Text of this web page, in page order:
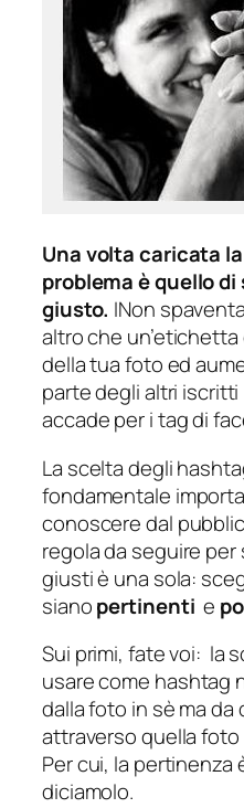
Una volta caricata
problema è quello
giusto. INon
altro che
della tua foto ed
parte degli altri
accade per i tag di
La scelta degli
fondamentale
conoscere dal
regola da seguire
giusti è una sola:
sianopertinentie
Sui primi, fate voi: la
usare come hashtag
dalla foto in sè ma da
attraverso quella
Per cui, la pertinenza
diciamolo.